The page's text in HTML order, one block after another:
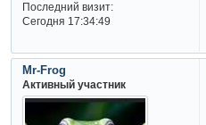
Последний визит:
Сегодня 17:34:49
Mr-Frog
Активный участник